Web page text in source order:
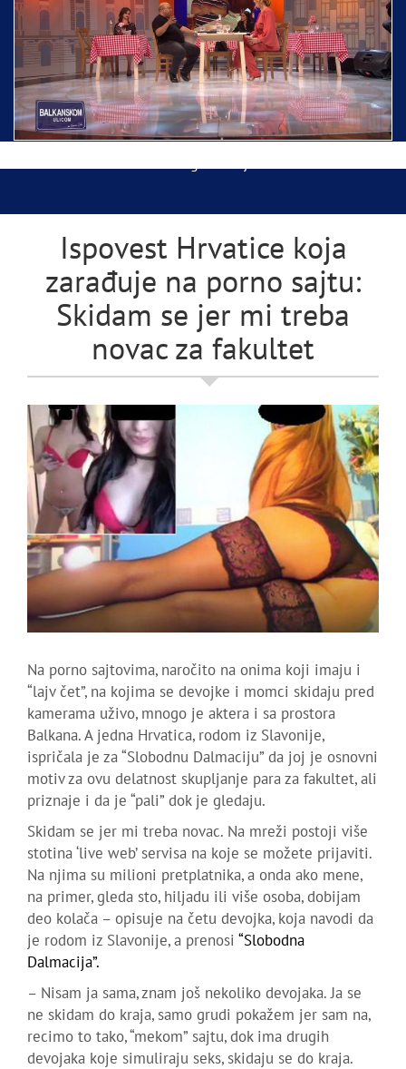
Ispraćaj Pojasa Presvete Bogorodice danas iz
Hrama Svetog Save
Ispovest Hrvatice koja
zarađuje na porno sajtu:
Skidam se jer mi treba
novac za fakultet
Na porno sajtovima, naročito na onima koji imaju i
“lajv čet”, na kojima se devojke i momci skidaju pred
kamerama uživo, mnogo je aktera i sa prostora
Balkana. A jedna Hrvatica, rodom iz Slavonije,
ispričala je za “Slobodnu Dalmaciju” da joj je osnovni
motiv za ovu delatnost skupljanje para za fakultet, ali
priznaje i da je “pali” dok je gledaju.
Skidam se jer mi treba novac. Na mreži postoji više
stotina ‘live web’ servisa na koje se možete prijaviti.
Na njima su milioni pretplatnika, a onda ako mene,
na primer, gleda sto, hiljadu ili više osoba, dobijam
deo kolača – opisuje na četu devojka, koja navodi da
je rodom iz Slavonije, a prenosi “Slobodna
Dalmacija”.
– Nisam ja sama, znam još nekoliko devojaka. Ja se
ne skidam do kraja, samo grudi pokažem jer sam na,
recimo to tako, “mekom” sajtu, dok ima drugih
devojaka koje simuliraju seks, skidaju se do kraja.